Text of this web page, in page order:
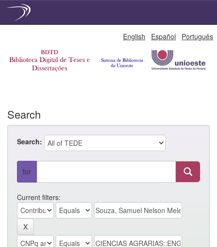
English Español Português
Search
Search:
for
Current filters: